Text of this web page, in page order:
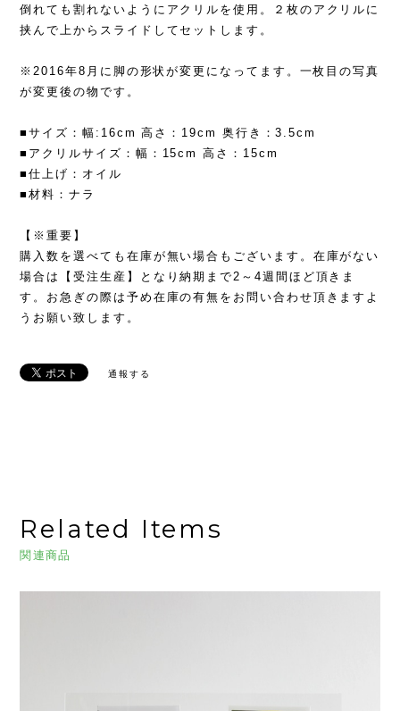
倒れても割れないようにアクリルを使用。２枚のアクリルに
挟んで上からスライドしてセットします。
※2016年8月に脚の形状が変更になってます。一枚目の写真
が変更後の物です。
■サイズ：幅:16cm 高さ：19cm 奥行き：3.5cm
■アクリルサイズ：幅：15cm 高さ：15cm
■仕上げ：オイル
■材料：ナラ
【※重要】
購入数を選べても在庫が無い場合もございます。在庫がない
場合は【受注生産】となり納期まで2～4週間ほど頂きま
す。お急ぎの際は予め在庫の有無をお問い合わせ頂きますよ
うお願い致します。
通報する
Related Items
関連商品